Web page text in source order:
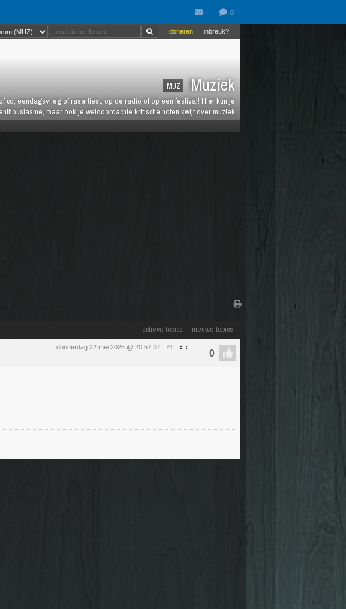
MUZ Muziek
cd, eendagsvlieg of rasartiest, op de radio of op een festival! Hier kun je
maar ook je weldoordachte kritische noten kwijt over muziek
inbreuk?
doneren
actieve topics nieuwe topics
donderdag 22 mei 2025 @ 20:57:37 #1